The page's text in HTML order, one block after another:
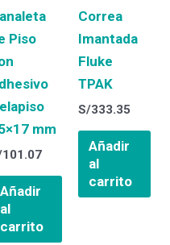
Piso
mm
101.07
Añadir
al
carrito
Correa
Imantada
Fluke
TPAK
S/333.35
Añadir
al
carrito